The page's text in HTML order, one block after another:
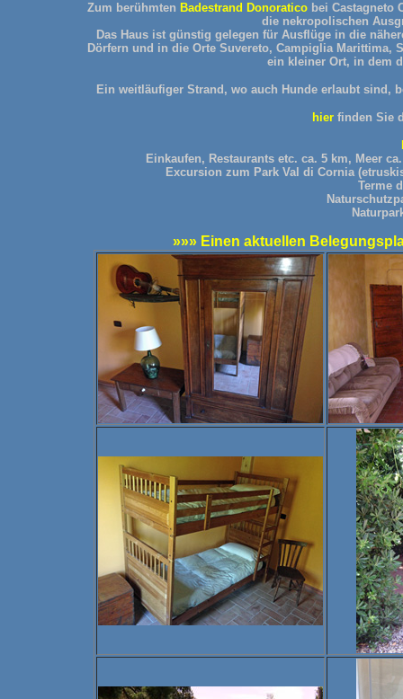
Zum berühmten Badestrand Donoraticobei Castagneto
die nekropolischen
Das Haus ist günstig gelegen für Ausflüge in die
Dörfern und in die Orte Suvereto, Campiglia Marittima,
ein kleiner Ort, in dem
Ein weitläufiger Strand, wo auch Hunde erlaubt sind,
hier finden Sie
Einkaufen, Restaurants etc. ca. 5 km, Meer
Excursion zum Park Val di Cornia
Terme
»»» Einen aktuellen